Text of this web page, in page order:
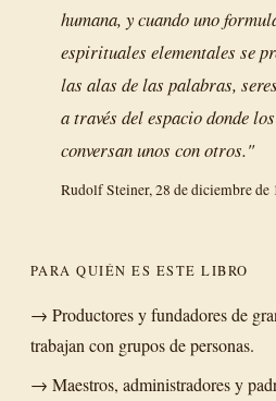
humana, y cuando uno
espirituales elementales se
las alas de las palabras,
a través del espacio donde
conversan unos con otros."
Rudolf Steiner, 28 de diciembre de
PARA QUIÉN ES ESTE LIBRO
→ Productores y fundadores de
trabajan con grupos de personas.
→ Maestros, administradores y